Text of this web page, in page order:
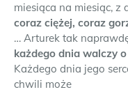
miesiąca na miesiąc, z
coraz ciężej, coraz
… Arturek tak
każdego dnia walczy
Każdego dnia jego
chwili może